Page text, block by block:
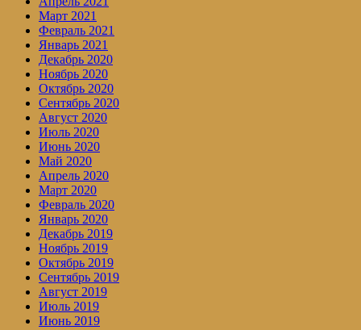
Март 2021
Февраль 2021
Январь 2021
Декабрь 2020
Ноябрь 2020
Октябрь 2020
Сентябрь 2020
Август 2020
Июль 2020
Июнь 2020
Май 2020
Апрель 2020
Март 2020
Февраль 2020
Январь 2020
Декабрь 2019
Ноябрь 2019
Октябрь 2019
Сентябрь 2019
Август 2019
Июль 2019
Июнь 2019